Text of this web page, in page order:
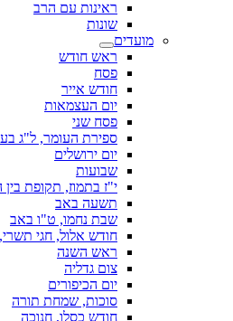
ראינות עם הרב
שונות
מועדים
ראש חודש
פסח
חודש אייר
יום העצמאות
פסח שני
ספירת העומר, ל"ג
יום ירושלים
שבועות
י"ז בתמוז, תקופת
תשעה באב
שבת נחמו, ט"ו באב
חודש אלול, חגי
ראש השנה
צום גדליה
יום הכיפורים
סוכות, שמחת תורה
חודש כסלו, חנוכה